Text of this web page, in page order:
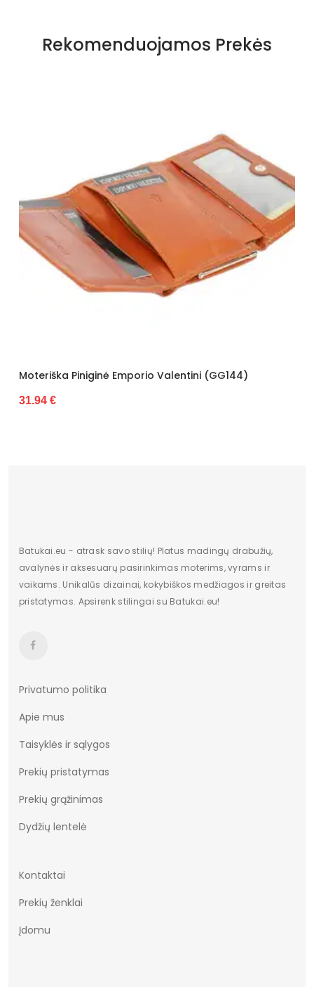
Rekomenduojamos Prekės
Moteriška Piniginė Emporio Valentini (GG144)
31.94 €
Batukai.eu - atrask savo stilių! Platus madingų drabužių,
avalynės ir aksesuarų pasirinkimas moterims, vyrams ir
vaikams. Unikalūs dizainai, kokybiškos medžiagos ir greitas
pristatymas. Apsirenk stilingai su Batukai.eu!
Privatumo politika
Apie mus
Taisyklės ir sąlygos
Prekių pristatymas
Prekių grąžinimas
Dydžių lentelė
Kontaktai
Prekių ženklai
Įdomu